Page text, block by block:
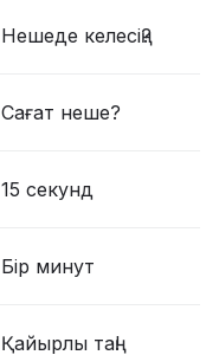
Нешеде келесің?
Сағат неше?
15 секунд
Бір минут
Қайырлы таң!